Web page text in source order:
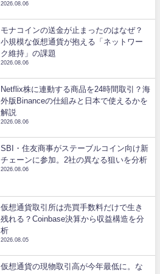
2026.08.06
モナコインの送金が止まったのはなぜ？
小規模な仮想通貨が抱える「ネットワー
ク維持」の課題
2026.08.06
Netflix株に連動する商品を24時間取引？海
外版Binanceの仕組みと日本で使えるかを
解説
2026.08.06
SBI・住友商事がステーブルコイン向け新
チェーンに参加。2社の異なる狙いを分析
2026.08.06
仮想通貨取引所は売買手数料だけで生き
残れる？Coinbase決算から収益構造を分
析
2026.08.05
仮想通貨の現物取引高が今年最低に。な